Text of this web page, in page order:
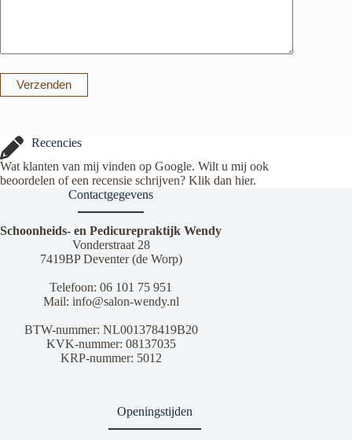
Verzenden
Recencies
Wat klanten van mij vinden op Google. Wilt u mij ook
beoordelen of een recensie schrijven? Klik dan hier.
Contactgegevens
Schoonheids- en Pedicurepraktijk Wendy
Vonderstraat 28
7419BP Deventer (de Worp)
Telefoon: 06 101 75 951
Mail: info@salon-wendy.nl
BTW-nummer: NL001378419B20
KVK-nummer: 08137035
KRP-nummer: 5012
Openingstijden